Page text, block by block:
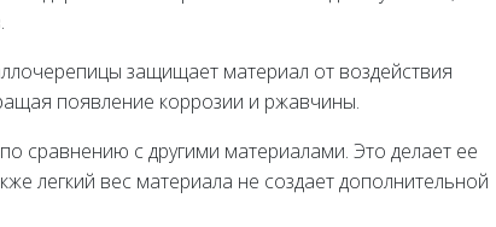
защищает материал от воздействия
появление коррозии и ржавчины.
сравнению с другими материалами. Это делает ее
легкий вес материала не создает дополнительной